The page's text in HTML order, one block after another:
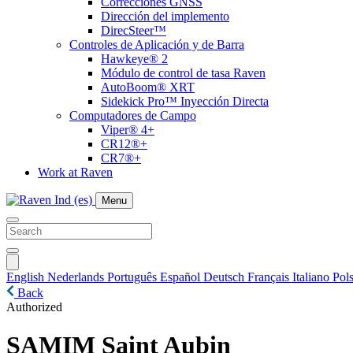
Dirección del implemento
DirecSteer™
Controles de Aplicación y de Barra
Hawkeye® 2
Módulo de control de tasa Raven
AutoBoom® XRT
Sidekick Pro™ Inyección Directa
Computadores de Campo
Viper® 4+
CR12®+
CR7®+
Work at Raven
Menu
English Nederlands Português Español Deutsch Français Italiano
Back
Authorized
SAMIM Saint Aubin